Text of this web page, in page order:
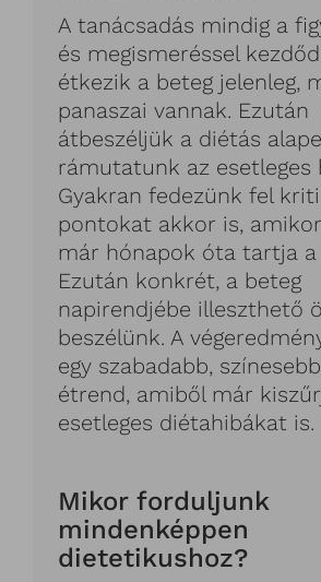
A tanácsadás mindig a
és megismeréssel
étkezik a beteg jelenleg,
panaszai vannak. Ezután
átbeszéljük a diétás
rámutatunk az esetleges
Gyakran fedezünk fel
pontokat akkor is,
már hónapok óta tartja
Ezután konkrét, a beteg
napirendjébe illeszthető
beszélünk. A
egy szabadabb,
étrend, amiből már
esetleges diétahibákat is.
Mikor forduljunk
mindenképpen
dietetikushoz?